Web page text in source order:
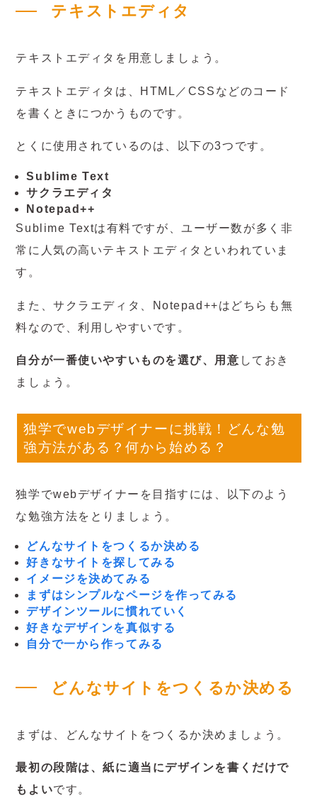
テキストエディタ
テキストエディタを用意しましょう。
テキストエディタは、HTML／CSSなどのコード
を書くときにつかうものです。
とくに使用されているのは、以下の3つです。
Sublime Text
サクラエディタ
Notepad++
Sublime Textは有料ですが、ユーザー数が多く非
常に人気の高いテキストエディタといわれていま
す。
また、サクラエディタ、Notepad++はどちらも無
料なので、利用しやすいです。
自分が一番使いやすいものを選び、用意 しておき
ましょう。
独学でwebデザイナーに挑戦！どんな勉
強方法がある？何から始める？
独学でwebデザイナーを目指すには、以下のよう
な勉強方法をとりましょう。
どんなサイトをつくるか決める
好きなサイトを探してみる
イメージを決めてみる
まずはシンプルなページを作ってみる
デザインツールに慣れていく
好きなデザインを真似する
自分で一から作ってみる
どんなサイトをつくるか決める
まずは、どんなサイトをつくるか決めましょう。
最初の段階は、紙に適当にデザインを書くだけで
もよいです。